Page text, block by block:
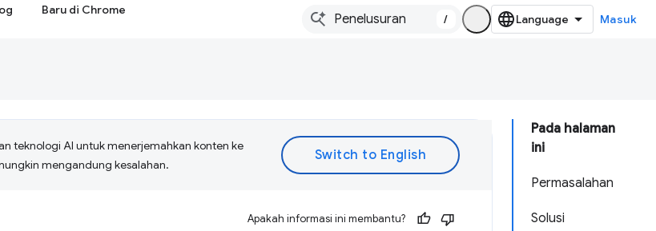
Baru di Chrome
/ Masuk
Pada halaman
ini
Permasalahan
Solusi
teknologi AI untuk menerjemahkan konten ke
mengandung kesalahan.
Apakah informasi ini membantu?